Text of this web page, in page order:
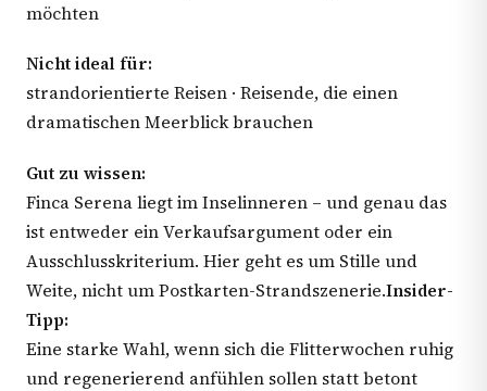
möchten
Nicht ideal für:
strandorientierte Reisen · Reisende, die einen
dramatischen Meerblick brauchen
Gut zu wissen:
Finca Serena liegt im Inselinneren – und genau das
ist entweder ein Verkaufsargument oder ein
Ausschlusskriterium. Hier geht es um Stille und
Weite, nicht um Postkarten-Strandszenerie.Insider-
Tipp:
Eine starke Wahl, wenn sich die Flitterwochen ruhig
und regenerierend anfühlen sollen statt betont